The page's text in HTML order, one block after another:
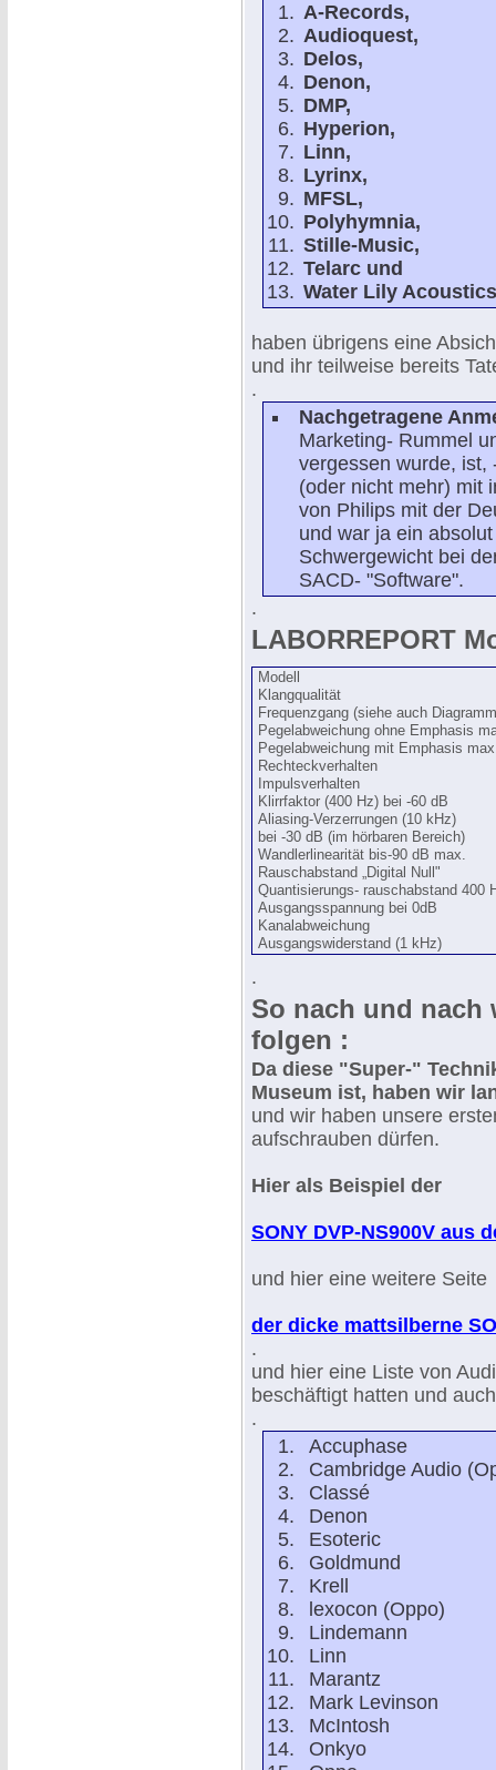
A-Records,
Audioquest,
Delos,
Denon,
DMP,
Hyperion,
Linn,
Lyrinx,
MFSL,
Polyhymnia,
Stille-Music,
Telarc und
Water Lily Acoustics
haben übrigens eine
und ihr teilweise bereits
.
Nachgetragene
Marketing- Rummel
vergessen wurde, ist,
(oder nicht mehr) mit
von Philips mit der
und war ja ein
Schwergewicht bei
SACD- "Software".
.
LABORREPORT
Modell
Klangqualität
Frequenzgang (siehe auch
Pegelabweichung ohne Emphasis
Pegelabweichung mit Emphasis
Rechteckverhalten
Impulsverhalten
Klirrfaktor (400 Hz) bei -60 dB
Aliasing-Verzerrungen (10 kHz)
bei -30 dB (im hörbaren Bereich)
Wandlerlinearität bis-90 dB max.
Rauschabstand „Digital Null"
Quantisierungs- rauschabstand 400
Ausgangsspannung bei 0dB
Kanalabweichung
Ausgangswiderstand (1 kHz)
.
So nach und nach
folgen :
Da diese "Super-"
Museum ist, haben wir
und wir haben unsere
aufschrauben dürfen.
Hier als Beispiel der
SONY DVP-NS900V aus
und hier eine weitere Seite
der dicke mattsilberne
.
und hier eine Liste von
beschäftigt hatten und
.
Accuphase
Cambridge Audio
Classé
Denon
Esoteric
Goldmund
Krell
lexocon (Oppo)
Lindemann
Linn
Marantz
Mark Levinson
McIntosh
Onkyo